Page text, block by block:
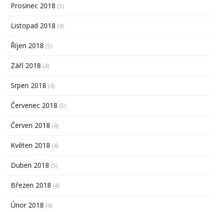
Prosinec 2018 (5)
Listopad 2018 (4)
Říjen 2018 (5)
Září 2018 (4)
Srpen 2018 (4)
Červenec 2018 (5)
Červen 2018 (4)
Květen 2018 (4)
Duben 2018 (5)
Březen 2018 (4)
Únor 2018 (4)